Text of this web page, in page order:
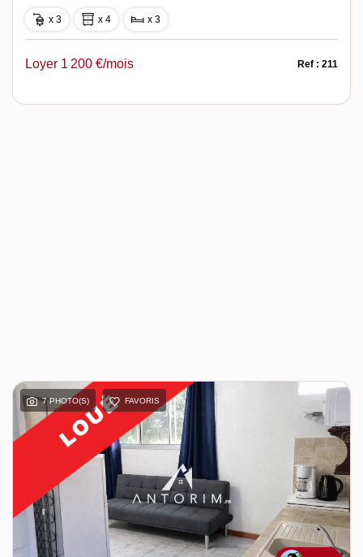
x 3 x 4 x 3
Loyer 1 200 €/mois Ref : 211
7 PHOTO(S) FAVORIS